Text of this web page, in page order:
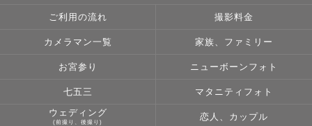
ご利用の流れ 撮影料金
カメラマン一覧 家族、ファミリー
お宮参り ニューボーンフォト
七五三 マタニティフォト
ウェディング
(前撮り、後撮り)
恋人、カップル